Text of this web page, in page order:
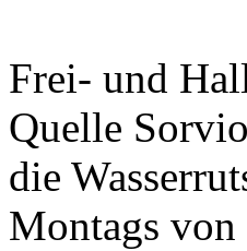
Frei- und
Quelle
die
Montags